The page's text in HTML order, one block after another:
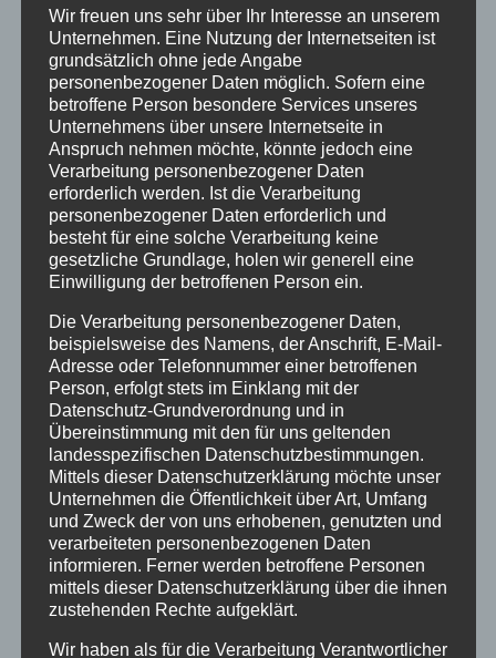
Neuigkeiten
Newsletter
Oberstdorf
Veranstaltungen
Winter
INHALTE
Willkommen
Angebote
Unterkunft
Ferienhotel
5-Raum-Fewo-3-6P
4-Raum-Fewo 4-6P
4-Raum-Fewo 3-5P
4-Raum-Fewo 4P
3-Raum-Fewo 2-4P
3-Raum-Fewo 2-3P
Wir freuen uns sehr über Ihr Interesse an unserem
Unternehmen. Eine Nutzung der Internetseiten ist
grundsätzlich ohne jede Angabe
personenbezogener Daten möglich. Sofern eine
betroffene Person besondere Services unseres
Unternehmens über unsere Internetseite in
Anspruch nehmen möchte, könnte jedoch eine
Verarbeitung personenbezogener Daten
erforderlich werden. Ist die Verarbeitung
personenbezogener Daten erforderlich und
besteht für eine solche Verarbeitung keine
gesetzliche Grundlage, holen wir generell eine
Einwilligung der betroffenen Person ein.
Die Verarbeitung personenbezogener Daten,
beispielsweise des Namens, der Anschrift, E-Mail-
Adresse oder Telefonnummer einer betroffenen
Person, erfolgt stets im Einklang mit der
Datenschutz-Grundverordnung und in
Übereinstimmung mit den für uns geltenden
landesspezifischen Datenschutzbestimmungen.
Mittels dieser Datenschutzerklärung möchte unser
Unternehmen die Öffentlichkeit über Art, Umfang
und Zweck der von uns erhobenen, genutzten und
verarbeiteten personenbezogenen Daten
informieren. Ferner werden betroffene Personen
mittels dieser Datenschutzerklärung über die ihnen
zustehenden Rechte aufgeklärt.
Wir haben als für die Verarbeitung Verantwortlicher